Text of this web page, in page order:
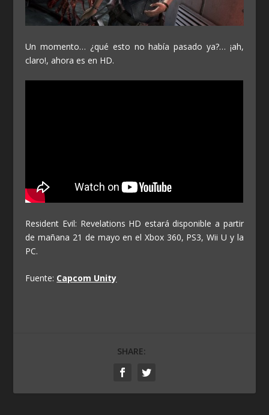
Un momento… ¿qué esto no había pasado ya?… ¡ah,
claro!, ahora es en HD.
Resident Evil: Revelations HD estará disponible a partir
de mañana 21 de mayo en el Xbox 360, PS3, Wii U y la
PC.
Fuente: Capcom Unity
SHARE: